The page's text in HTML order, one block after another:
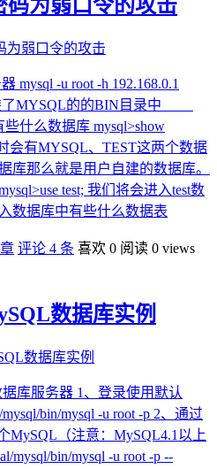
为弱口令的攻击
mysql -u root -h 192.168.0.1
了MYSQL的的BIN目录中
什么数据库 mysql>show
会有MYSQL、TEST这两个数据
库那么就是用户自建的数据库。
test; 我们将会进入test数
据库中有些什么数据表
评论 4 条 喜欢 0 阅读 0 views
数据库实例
库服务器 1、登录使用默认
bin/mysql -u root -p 2、通过
MySQL（注意：MySQL4.1以上
mysql/bin/mysql -u root -p --